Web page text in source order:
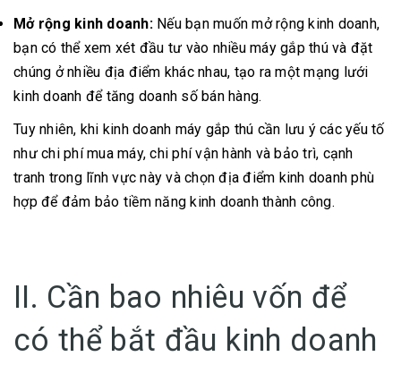
Mở rộng kinh doanh: Nếu bạn muốn mở rộng kinh doanh,
bạn có thể xem xét đầu tư vào nhiều máy gắp thú và đặt
chúng ở nhiều địa điểm khác nhau, tạo ra một mạng lưới
kinh doanh để tăng doanh số bán hàng.
Tuy nhiên, khi kinh doanh máy gắp thú cần lưu ý các yếu tố
như chi phí mua máy, chi phí vận hành và bảo trì, cạnh
tranh trong lĩnh vực này và chọn địa điểm kinh doanh phù
hợp để đảm bảo tiềm năng kinh doanh thành công.
II. Cần bao nhiêu vốn để
có thể bắt đầu kinh doanh